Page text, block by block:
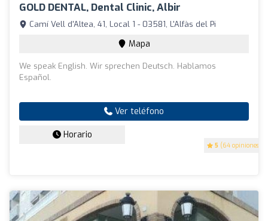
GOLD DENTAL, Dental Clinic, Albir
5 (64 opiniones)
Camí Vell d'Altea, 41, Local 1 - 03581, L'Alfàs del Pi
Mapa
We speak English. Wir sprechen Deutsch. Hablamos
Español.
Ver teléfono
Horario